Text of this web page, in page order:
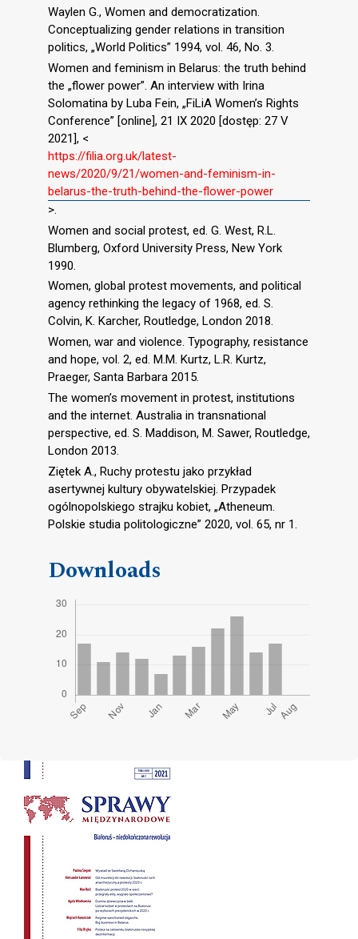
Waylen G., Women and democratization.
Conceptualizing gender relations in transition
politics, „World Politics” 1994, vol. 46, No. 3.
Women and feminism in Belarus: the truth behind
the „flower power”. An interview with Irina
Solomatina by Luba Fein, „FiLiA Women’s Rights
Conference” [online], 21 IX 2020 [dostęp: 27 V
2021], <
https://filia.org.uk/latest-
news/2020/9/21/women-and-feminism-in-
belarus-the-truth-behind-the-flower-power
>.
Women and social protest, ed. G. West, R.L.
Blumberg, Oxford University Press, New York
1990.
Women, global protest movements, and political
agency rethinking the legacy of 1968, ed. S.
Colvin, K. Karcher, Routledge, London 2018.
Women, war and violence. Typography, resistance
and hope, vol. 2, ed. M.M. Kurtz, L.R. Kurtz,
Praeger, Santa Barbara 2015.
The women’s movement in protest, institutions
and the internet. Australia in transnational
perspective, ed. S. Maddison, M. Sawer, Routledge,
London 2013.
Ziętek A., Ruchy protestu jako przykład
asertywnej kultury obywatelskiej. Przypadek
ogólnopolskiego strajku kobiet, „Atheneum.
Polskie studia politologiczne” 2020, vol. 65, nr 1.
Downloads
Cover image